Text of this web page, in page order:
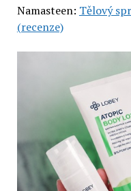
Namasteen: Tělový
(recenze)